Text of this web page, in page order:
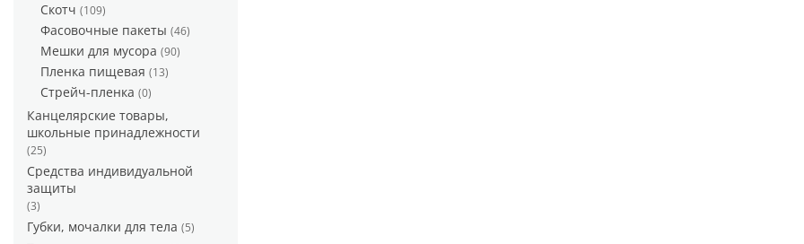
Скотч (109)
Фасовочные пакеты (46)
Мешки для мусора (90)
Пленка пищевая (13)
Стрейч-пленка (0)
Канцелярские товары,
школьные принадлежности
(25)
Средства индивидуальной
защиты
(3)
Губки, мочалки для тела (5)